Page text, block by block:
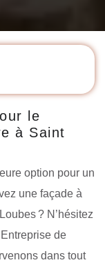
le
à Saint
option pour un
une façade à
? N’hésitez
de
dans tout